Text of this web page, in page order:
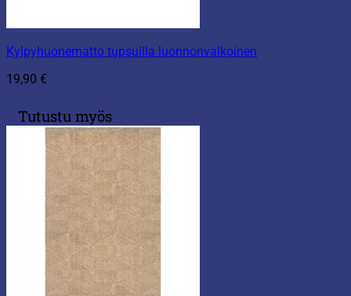
Kylpyhuonematto tupsuilla luonnonvalkoinen
19,90 €
Tutustu myös